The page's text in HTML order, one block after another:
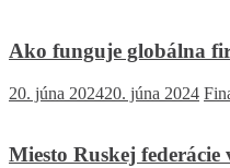
Ako funguje globálna
20. júna 202420. júna 2024
Miesto Ruskej